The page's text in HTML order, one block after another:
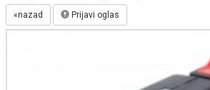
«nazad Prijavi oglas